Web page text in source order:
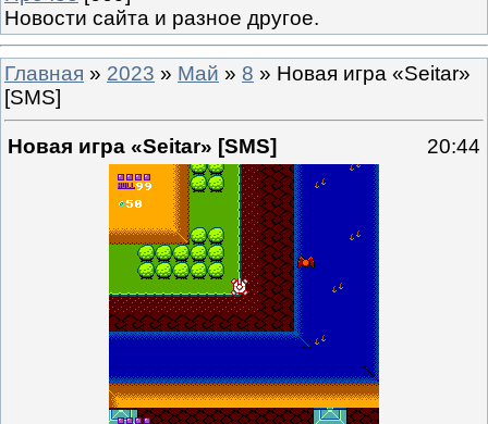
Новости сайта и разное другое.
Главная » 2023 » Май » 8 » Новая игра «Seitar»
[SMS]
Новая игра «Seitar» [SMS] 20:44